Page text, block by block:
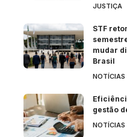
JUSTIÇA
STF
mudar
Brasil
NOTÍCIAS
gestão
NOTÍCIAS